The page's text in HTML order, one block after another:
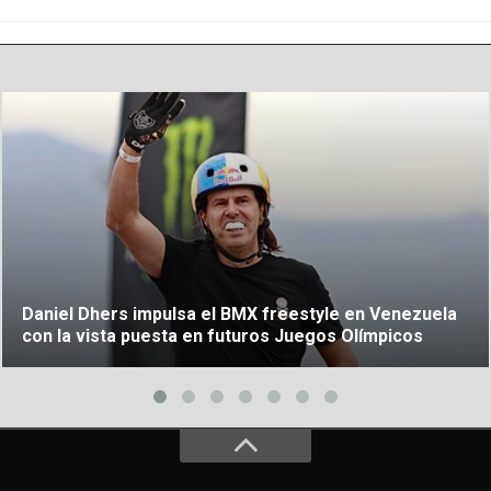
Daniel Dhers impulsa el BMX freestyle en Venezuela
con la vista puesta en futuros Juegos Olímpicos